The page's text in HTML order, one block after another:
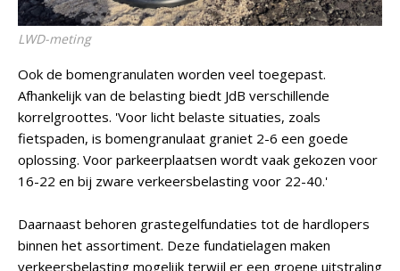
LWD-meting
Ook de bomengranulaten worden veel toegepast.
Afhankelijk van de belasting biedt JdB verschillende
korrelgroottes. 'Voor licht belaste situaties, zoals
fietspaden, is bomengranulaat graniet 2-6 een goede
oplossing. Voor parkeerplaatsen wordt vaak gekozen voor
16-22 en bij zware verkeersbelasting voor 22-40.'
Daarnaast behoren grastegelfundaties tot de hardlopers
binnen het assortiment. Deze fundatielagen maken
verkeersbelasting mogelijk terwijl er een groene uitstraling